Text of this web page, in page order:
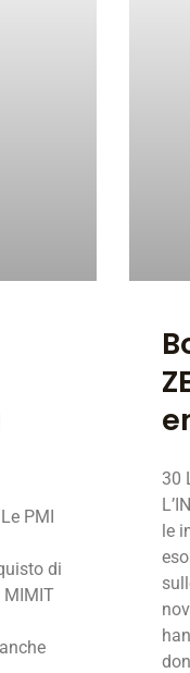
PMI
di
MIMIT
30
le